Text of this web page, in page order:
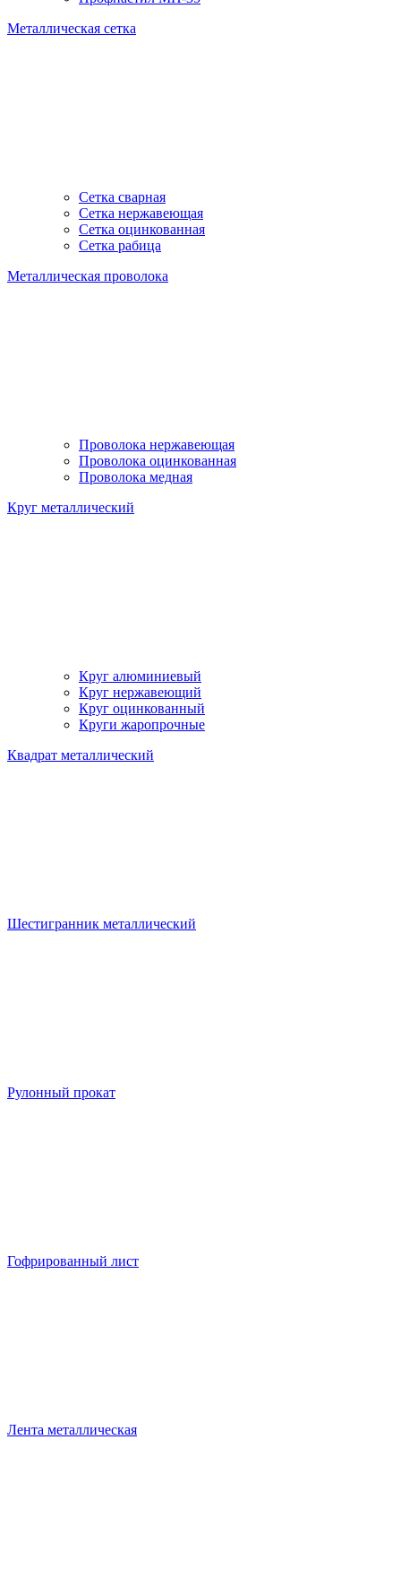
Металлическая сетка
Сетка сварная
Сетка нержавеющая
Сетка оцинкованная
Сетка рабица
Металлическая проволока
Проволока нержавеющая
Проволока оцинкованная
Проволока медная
Круг металлический
Круг алюминиевый
Круг нержавеющий
Круг оцинкованный
Круги жаропрочные
Квадрат металлический
Шестигранник металлический
Рулонный прокат
Гофрированный лист
Лента металлическая